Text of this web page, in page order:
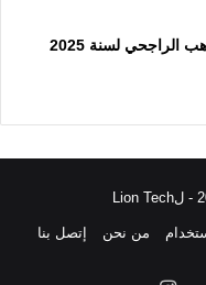
الراجحي لسنة 2025
من نحن إتصل بنا